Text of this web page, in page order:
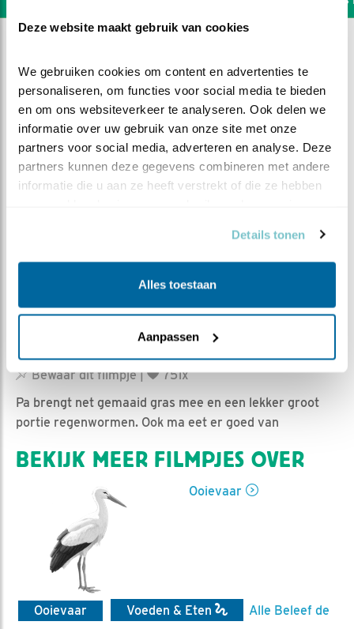
Deze website maakt gebruik van cookies
We gebruiken cookies om content en advertenties te
personaliseren, om functies voor social media te bieden
en om ons websiteverkeer te analyseren. Ook delen we
informatie over uw gebruik van onze site met onze
partners voor social media, adverteren en analyse. Deze
partners kunnen deze gegevens combineren met andere
informatie die u aan ze heeft verstrekt of die ze hebben
Details tonen
Alles toestaan
Aanpassen
Vers gras en voer
Nella | Geplaatst op 12 mei 2017, 12:50 | Vind ik leuk|
Bewaar dit filmpje|
751x
Pa brengt net gemaaid gras mee en een lekker groot
portie regenwormen. Ook ma eet er goed van
BEKIJK MEER FILMPJES OVER
Ooievaar
Ooievaar Voeden & Eten
Alle Beleef de